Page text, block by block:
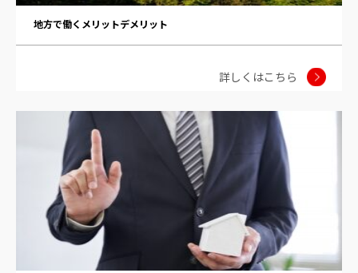
地方で働くメリットデメリット
詳しくはこちら